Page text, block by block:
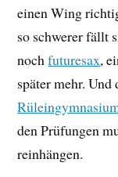
einen Wing
so schwerer fällt
nochfuturesax,
später mehr.
den Prüfungen
reinhängen.